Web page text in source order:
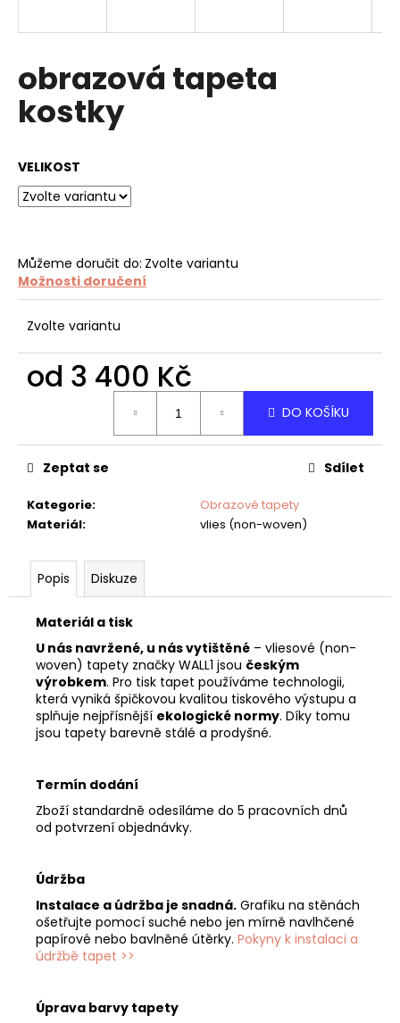
obrazová tapeta
kostky
VELIKOST
Můžeme doručit do: Zvolte variantu
Možnosti doručení
Zvolte variantu
od 3 400 Kč
DO KOŠÍKU
Kategorie:
Obrazové tapety
Materiál: vlies (non-woven)
Zeptat se Sdílet
Popis Diskuze
Materiál a tisk
U nás navržené, u nás vytištěné – vliesové (non-
woven) tapety značky WALL1 jsou českým
výrobkem. Pro tisk tapet používáme technologii,
která vyniká špičkovou kvalitou tiskového výstupu a
splňuje nejpřísnější ekologické normy. Díky tomu
jsou tapety barevně stálé a prodyšné.
Termín dodání
Zboží standardně odesíláme do 5 pracovních dnů
od potvrzení objednávky.
Údržba
Instalace a údržba je snadná. Grafiku na stěnách
ošetřujte pomocí suché nebo jen mírně navlhčené
papírové nebo bavlněné útěrky. Pokyny k instalaci a
údržbě tapet >>
Úprava barvy tapety
í
t
?
D
o
p
u
j
e
e
NET